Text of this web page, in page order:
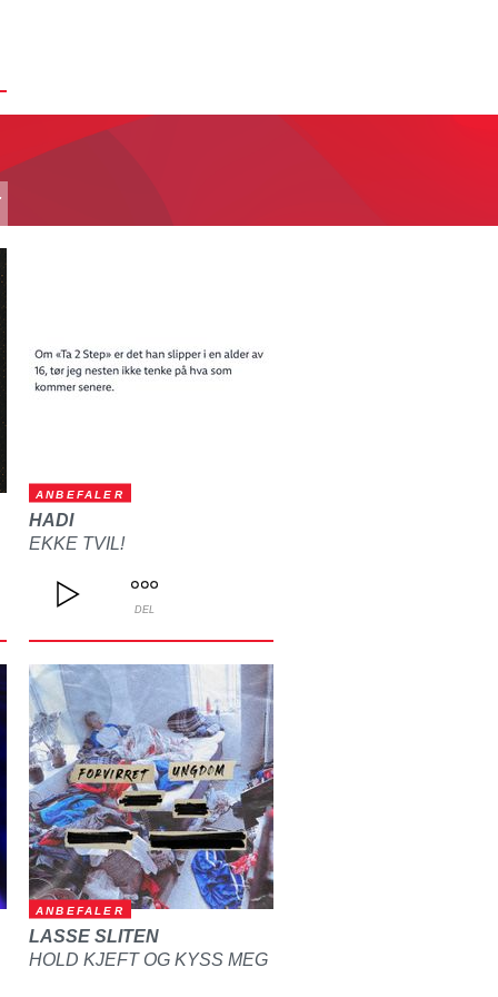
ANBEFALER
HADI
EKKE TVIL!
DEL
ANBEFALER
LASSE SLITEN
HOLD KJEFT OG KYSS MEG